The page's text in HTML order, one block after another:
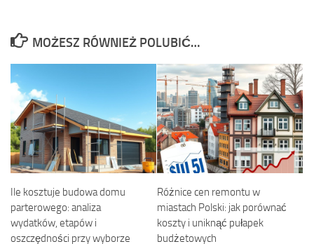
MOŻESZ RÓWNIEŻ POLUBIĆ…
Ile kosztuje budowa domu
parterowego: analiza
wydatków, etapów i
oszczędności przy wyborze
Różnice cen remontu w
miastach Polski: jak porównać
koszty i uniknąć pułapek
budżetowych